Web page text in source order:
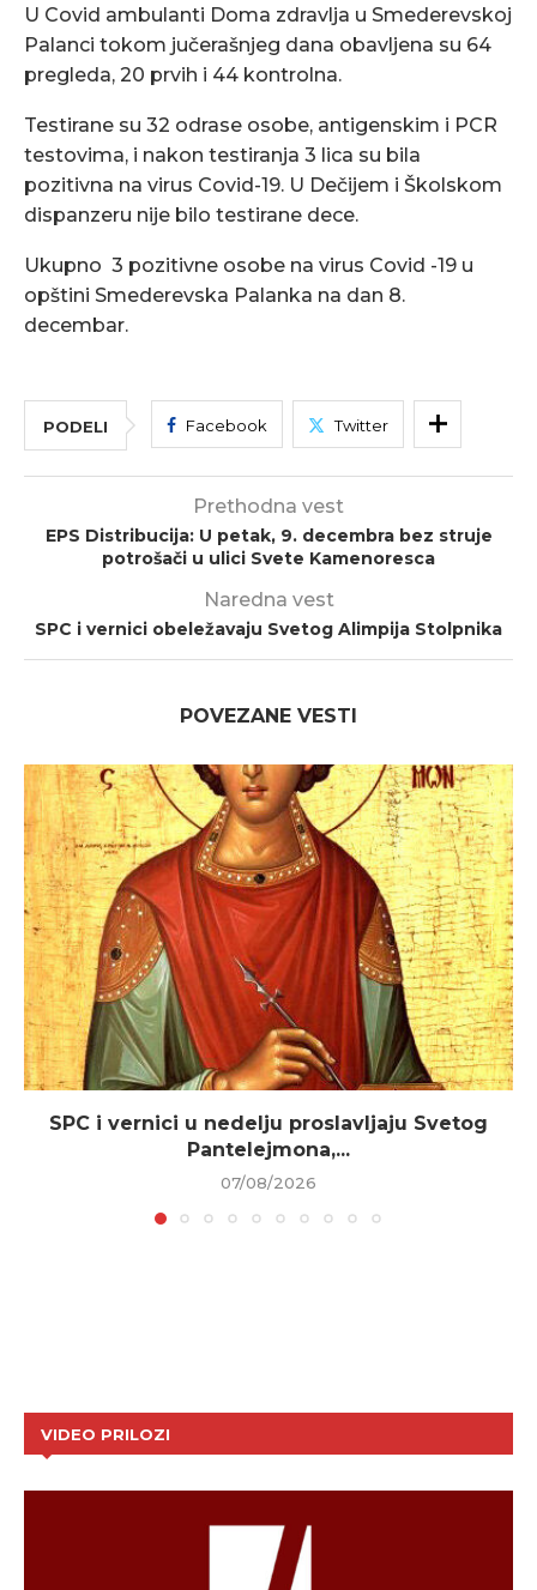
U Covid ambulanti Doma zdravlja u Smederevskoj
Palanci tokom jučerašnjeg dana obavljena su 64
pregleda, 20 prvih i 44 kontrolna.
Testirane su 32 odrase osobe, antigenskim i PCR
testovima, i nakon testiranja 3 lica su bila
pozitivna na virus Covid-19. U Dečijem i Školskom
dispanzeru nije bilo testirane dece.
Ukupno 3 pozitivne osobe na virus Covid -19 u
opštini Smederevska Palanka na dan 8.
decembar.
PODELI Facebook Twitter
Prethodna vest
EPS Distribucija: U petak, 9. decembra bez struje
potrošači u ulici Svete Kamenoresca
Naredna vest
SPC i vernici obeležavaju Svetog Alimpija Stolpnika
POVEZANE VESTI
SPC i vernici u nedelju proslavljaju Svetog
Pantelejmona,...
07/08/2026
VIDEO PRILOZI